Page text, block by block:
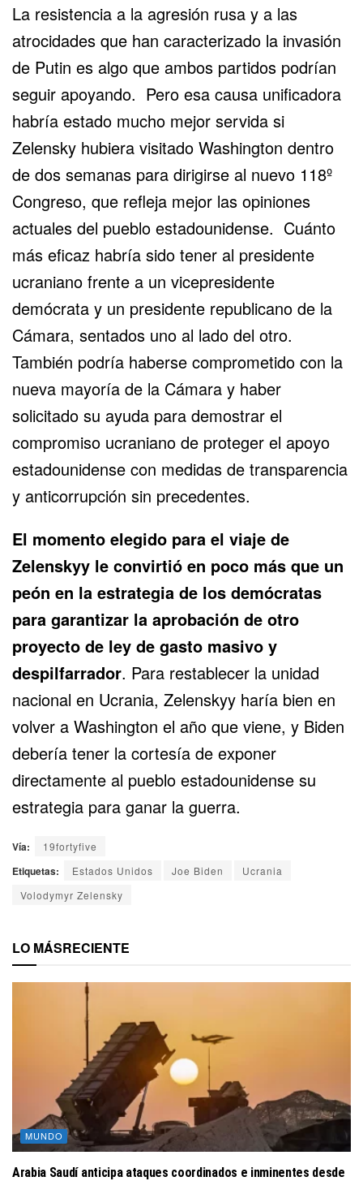
La resistencia a la agresión rusa y a las
atrocidades que han caracterizado la invasión
de Putin es algo que ambos partidos podrían
seguir apoyando. Pero esa causa unificadora
habría estado mucho mejor servida si
Zelensky hubiera visitado Washington dentro
de dos semanas para dirigirse al nuevo 118º
Congreso, que refleja mejor las opiniones
actuales del pueblo estadounidense. Cuánto
más eficaz habría sido tener al presidente
ucraniano frente a un vicepresidente
demócrata y un presidente republicano de la
Cámara, sentados uno al lado del otro.
También podría haberse comprometido con la
nueva mayoría de la Cámara y haber
solicitado su ayuda para demostrar el
compromiso ucraniano de proteger el apoyo
estadounidense con medidas de transparencia
y anticorrupción sin precedentes.
El momento elegido para el viaje de
Zelenskyy le convirtió en poco más que un
peón en la estrategia de los demócratas
para garantizar la aprobación de otro
proyecto de ley de gasto masivo y
despilfarrador. Para restablecer la unidad
nacional en Ucrania, Zelenskyy haría bien en
volver a Washington el año que viene, y Biden
debería tener la cortesía de exponer
directamente al pueblo estadounidense su
estrategia para ganar la guerra.
Vía: 19fortyfive
Etiquetas: Estados Unidos Joe Biden
Ucrania
Volodymyr Zelensky
LO MÁSRECIENTE
MUNDO
Arabia Saudí anticipa ataques coordinados e inminentes desde